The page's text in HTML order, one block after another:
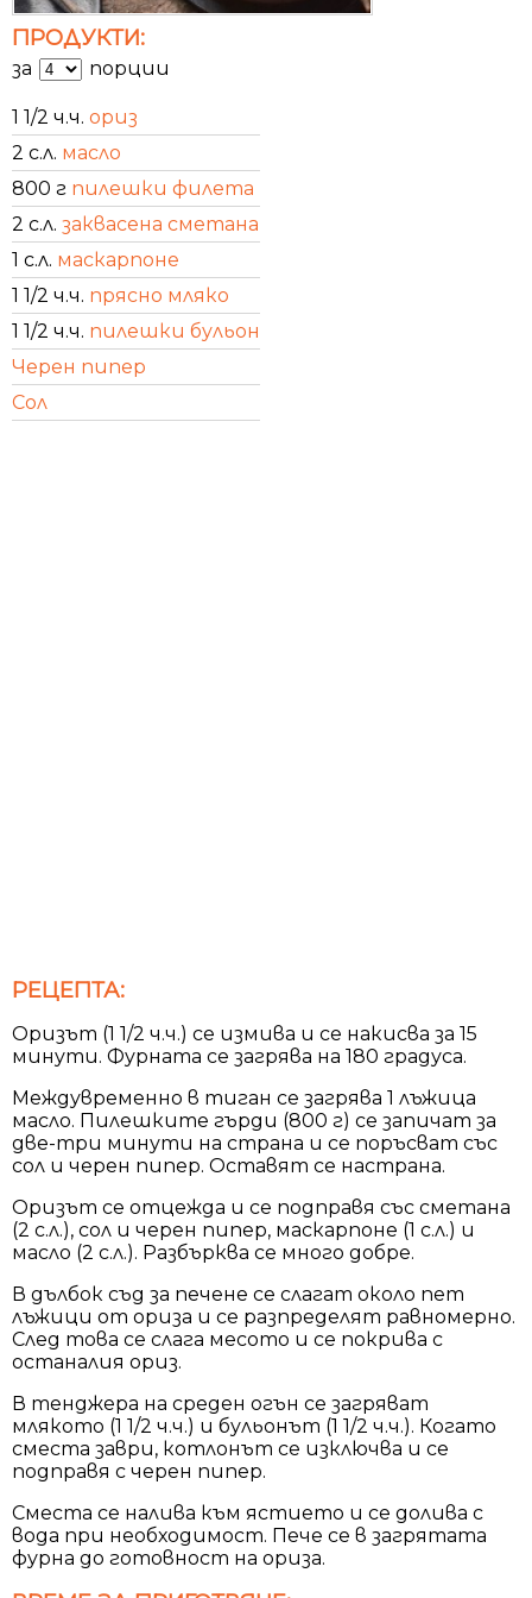
ПРОДУКТИ:
за порции
1 1/2 ч.ч. ориз
2 с.л. масло
800 г пилешки филета
2 с.л. заквасена сметана
1 с.л. маскарпоне
1 1/2 ч.ч. прясно мляко
1 1/2 ч.ч. пилешки бульон
Черен пипер
Сол
РЕЦЕПТА:
Оризът (1 1/2 ч.ч.) се измива и се накисва за 15
минути. Фурната се загрява на 180 градуса.
Междувременно в тиган се загрява 1 лъжица
масло. Пилешките гърди (800 г) се запичат за
две-три минути на страна и се поръсват със
сол и черен пипер. Оставят се настрана.
Оризът се отцежда и се подправя със сметана
(2 с.л.), сол и черен пипер, маскарпоне (1 с.л.) и
масло (2 с.л.). Разбърква се много добре.
В дълбок съд за печене се слагат около пет
лъжици от ориза и се разпределят равномерно.
След това се слага месото и се покрива с
останалия ориз.
В тенджера на среден огън се загряват
млякото (1 1/2 ч.ч.) и бульонът (1 1/2 ч.ч.). Когато
сместа заври, котлонът се изключва и се
подправя с черен пипер.
Сместа се налива към ястието и се долива с
вода при необходимост. Пече се в загрятата
фурна до готовност на ориза.